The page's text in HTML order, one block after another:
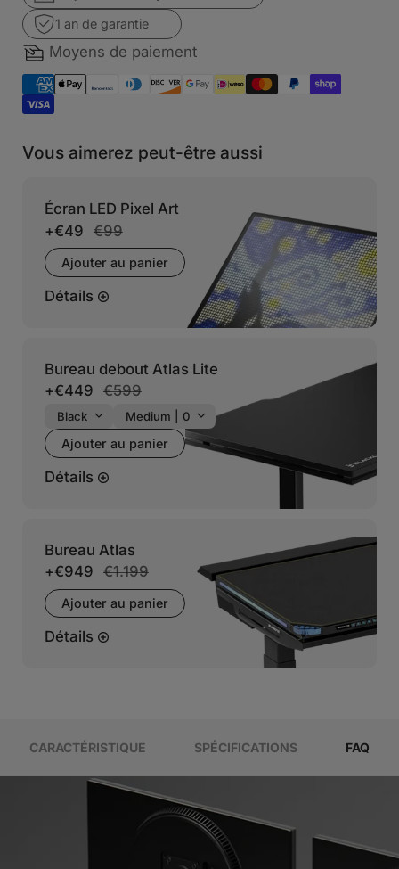
1 an de garantie
Moyens de paiement
Vous aimerez peut-être aussi
Écran LED Pixel Art
+€49 €99
Ajouter au panier
Détails
Bureau debout Atlas Lite
+€449 €599
Ajouter au panier
Détails
Bureau Atlas
+€949 €1.199
Ajouter au panier
Détails
CARACTÉRISTIQUE SPÉCIFICATIONS FAQ